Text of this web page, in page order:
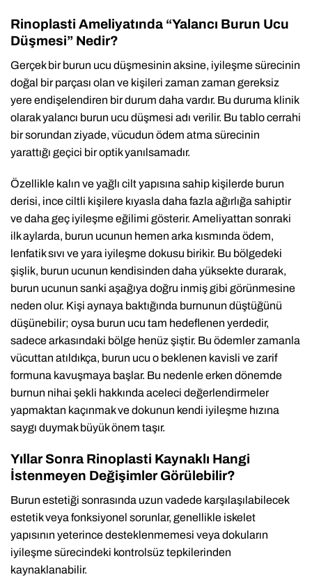
Rinoplasti Ameliyatında “Yalancı Burun Ucu
Düşmesi” Nedir?
Gerçek bir burun ucu düşmesinin aksine, iyileşme sürecinin
doğal bir parçası olan ve kişileri zaman zaman gereksiz
yere endişelendiren bir durum daha vardır. Bu duruma klinik
olarak yalancı burun ucu düşmesi adı verilir. Bu tablo cerrahi
bir sorundan ziyade, vücudun ödem atma sürecinin
yarattığı geçici bir optik yanılsamadır.
Özellikle kalın ve yağlı cilt yapısına sahip kişilerde burun
derisi, ince ciltli kişilere kıyasla daha fazla ağırlığa sahiptir
ve daha geç iyileşme eğilimi gösterir. Ameliyattan sonraki
ilk aylarda, burun ucunun hemen arka kısmında ödem,
lenfatik sıvı ve yara iyileşme dokusu birikir. Bu bölgedeki
şişlik, burun ucunun kendisinden daha yüksekte durarak,
burun ucunun sanki aşağıya doğru inmiş gibi görünmesine
neden olur. Kişi aynaya baktığında burnunun düştüğünü
düşünebilir; oysa burun ucu tam hedeflenen yerdedir,
sadece arkasındaki bölge henüz şiştir. Bu ödemler zamanla
vücuttan atıldıkça, burun ucu o beklenen kavisli ve zarif
formuna kavuşmaya başlar. Bu nedenle erken dönemde
burnun nihai şekli hakkında aceleci değerlendirmeler
yapmaktan kaçınmak ve dokunun kendi iyileşme hızına
saygı duymak büyük önem taşır.
Yıllar Sonra Rinoplasti Kaynaklı Hangi
İstenmeyen Değişimler Görülebilir?
Burun estetiği sonrasında uzun vadede karşılaşılabilecek
estetik veya fonksiyonel sorunlar, genellikle iskelet
yapısının yeterince desteklenmemesi veya dokuların
iyileşme sürecindeki kontrolsüz tepkilerinden
kaynaklanabilir.